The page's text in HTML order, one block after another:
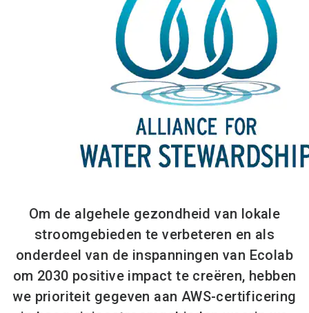
Om de algehele gezondheid van lokale
stroomgebieden te verbeteren en als
onderdeel van de inspanningen van Ecolab
om 2030 positive impact te creëren, hebben
we prioriteit gegeven aan AWS-certificering